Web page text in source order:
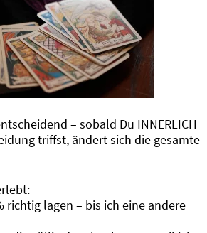
– sobald Du INNERLICH
triffst, ändert sich die gesamte
richtig lagen – bis ich eine andere